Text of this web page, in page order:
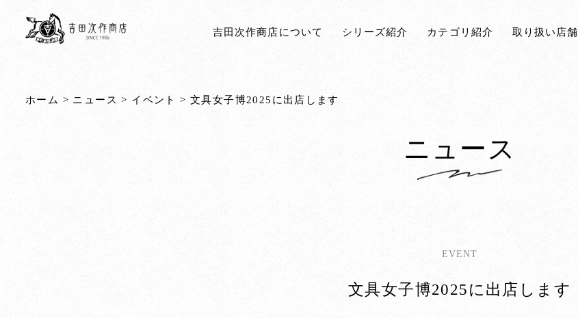
吉田次作商店について シリーズ紹介 カテゴリ紹介 取り扱い店舗
ホーム > ニュース > イベント > 文具女子博2025に出店します
ニュース
EVENT
文具女子博2025に出店します